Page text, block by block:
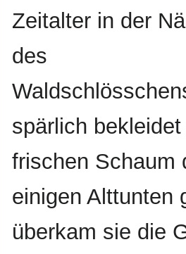
Zeitalter in der
des
spärlich
frischen Schaum
einigen Alttunten
überkam sie die